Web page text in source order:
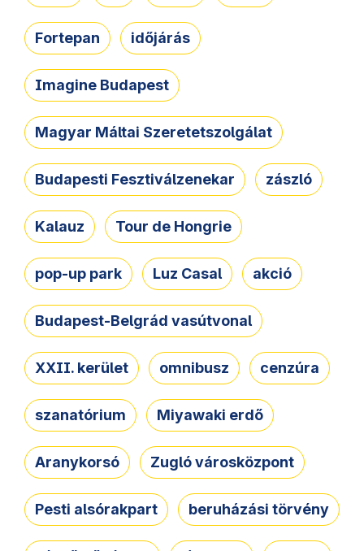
Fortepan időjárás
Imagine Budapest
Magyar Máltai Szeretetszolgálat
Budapesti Fesztiválzenekar zászló
Kalauz Tour de Hongrie
pop-up park Luz Casal akció
Budapest-Belgrád vasútvonal
XXII. kerület omnibusz cenzúra
szanatórium Miyawaki erdő
Aranykorsó Zugló városközpont
Pesti alsórakpart beruházási törvény